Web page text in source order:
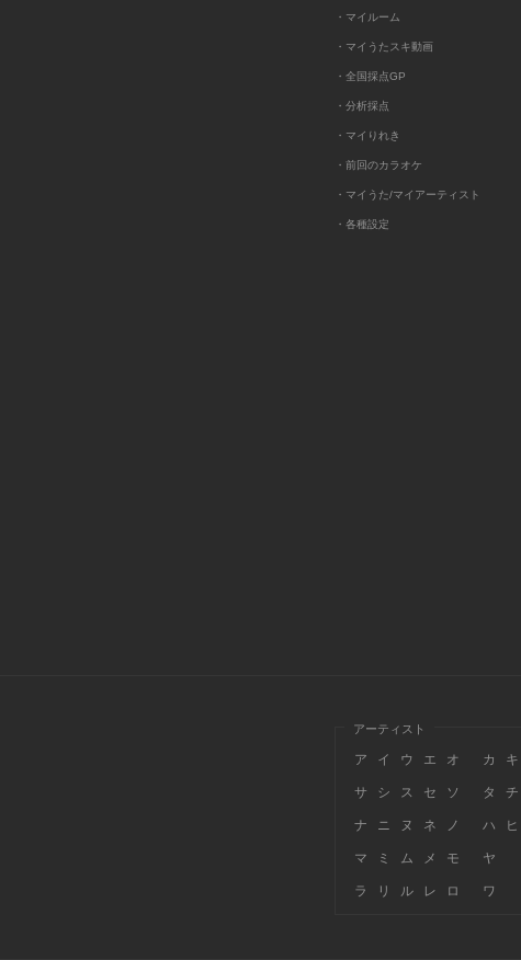
・マイルーム
・マイうたスキ動画
・全国採点GP
・分析採点
・マイりれき
・前回のカラオケ
・マイうた/マイアーティスト
・各種設定
アーティスト
ア イ ウ エ オ カ キ
サ シ ス セ ソ タ チ
ナ ニ ヌ ネ ノ ハ ヒ
マ ミ ム メ モ ヤ
ラ リ ル レ ロ ワ